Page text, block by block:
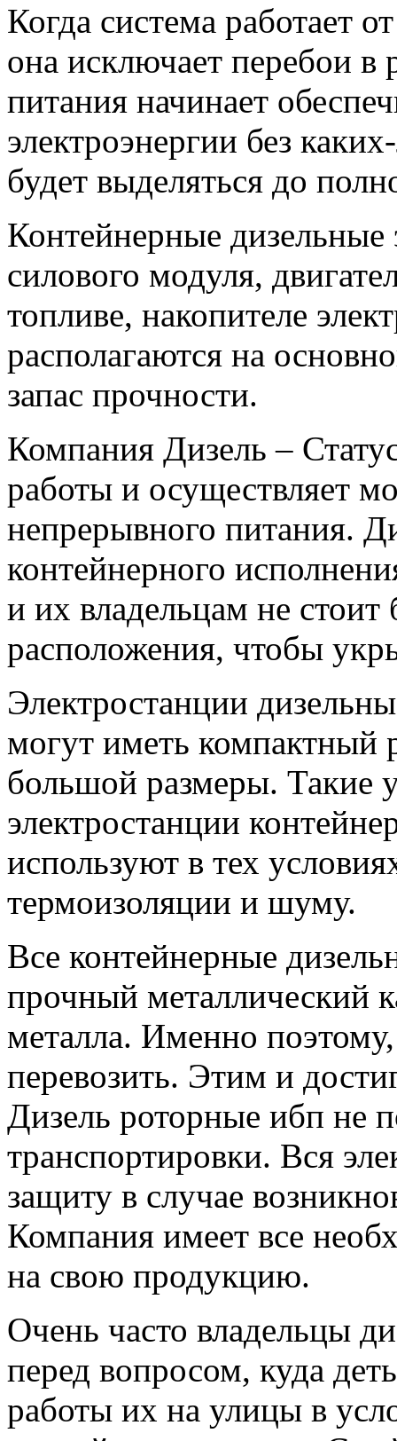
Когда система работает
она исключает перебои в
питания начинает
электроэнергии без
будет выделяться до
Контейнерные дизельные
силового модуля,
топливе, накопителе
располагаются на
запас прочности.
Компания Дизель –
работы и осуществляет
непрерывного питания.
контейнерного
и их владельцам не стоит
расположения, чтобы
Электростанции
могут иметь компактный
большой размеры. Такие
электростанции
используют в тех
термоизоляции и шуму.
Все контейнерные
прочный металлический
металла. Именно
перевозить. Этим и
Дизель роторные ибп не
транспортировки. Вся
защиту в случае
Компания имеет все
на свою продукцию.
Очень часто владельцы
перед вопросом, куда
работы их на улицы в